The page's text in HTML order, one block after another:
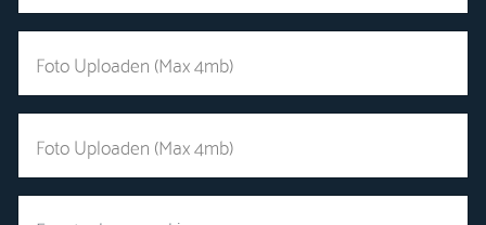
Foto Uploaden (Max 4mb)
Foto Uploaden (Max 4mb)